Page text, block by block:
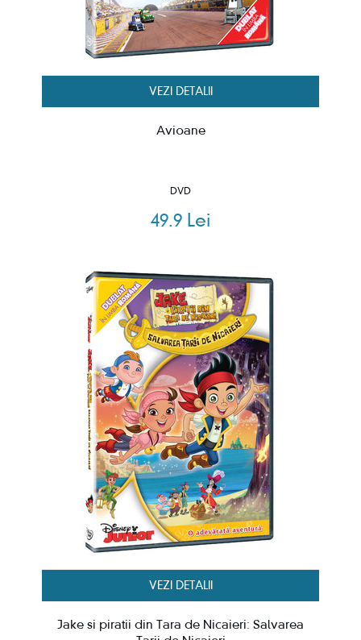
VEZI DETALII
Avioane
DVD
49.9 Lei
VEZI DETALII
Jake si piratii din Tara de Nicaieri: Salvarea